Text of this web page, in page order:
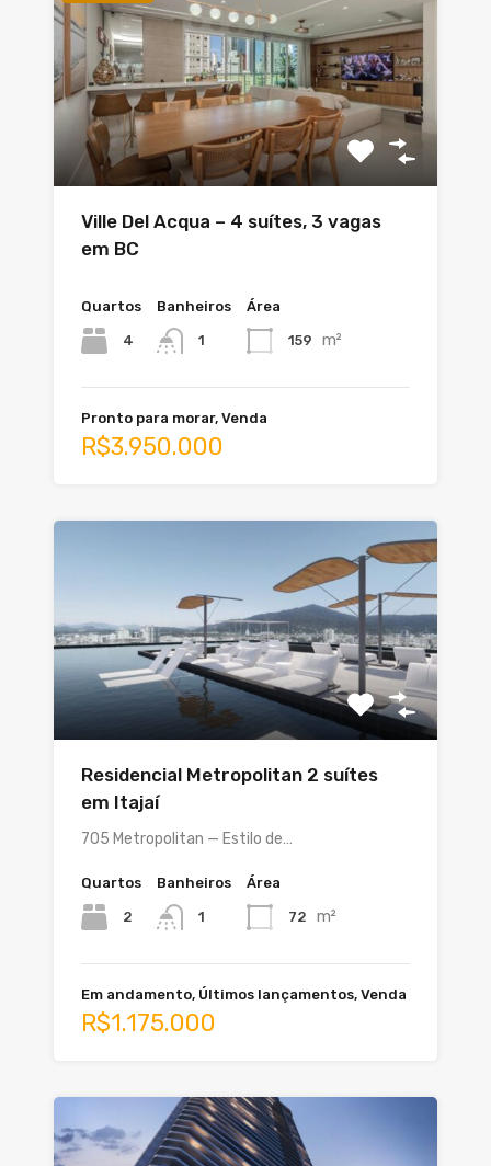
Ville Del Acqua – 4 suítes, 3 vagas
em BC
Quartos
4
Banheiros
1
Área
159 m²
Pronto para morar, Venda
R$3.950.000
Residencial Metropolitan 2 suítes
em Itajaí
705 Metropolitan — Estilo de…
Quartos
2
Banheiros
1
Área
72 m²
Em andamento, Últimos lançamentos, Venda
R$1.175.000